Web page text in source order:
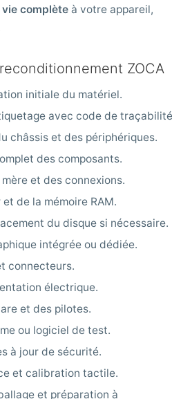
complète à votre appareil,
ZOCA
initiale du matériel.
avec code de
châssis et des périphériques.
des composants.
et des connexions.
de la mémoire RAM.
du disque si nécessaire.
intégrée ou dédiée.
connecteurs.
électrique.
et des pilotes.
ou logiciel de test.
à jour de sécurité.
et calibration tactile.
et préparation à